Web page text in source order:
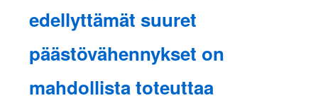
edellyttämät suuret
päästövähennykset on
mahdollista toteuttaa